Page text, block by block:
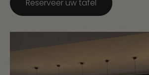
Reserveer uw tafel